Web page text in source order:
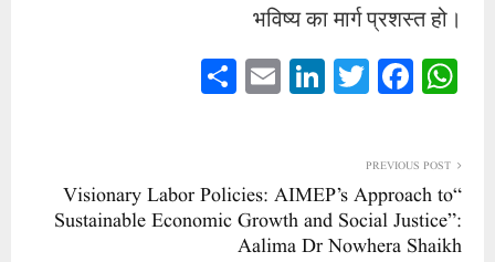
भविष्य का मार्ग प्रशस्त हो।
W
ha
A
pp
Fa
ce
ok
T
wi
r
Li
nk
In
E
m
PREVIOUS POST
“Visionary Labor Policies: AIMEP’s Approach to
Sustainable Economic Growth and Social Justice”:
Aalima Dr Nowhera Shaikh